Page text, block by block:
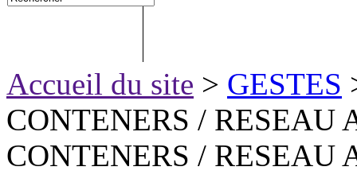
Accueil du site > GESTES
CONTENERS / RESEAU
CONTENERS / RESEAU